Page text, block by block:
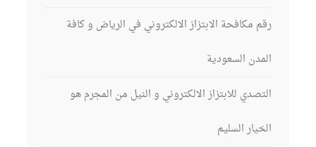
رقم مكافحة الابتزاز الالكتروني في الرياض و كافة
المدن السعودية
التصدي للابتزاز الالكتروني و النيل من المجرم هو
الخيار السليم